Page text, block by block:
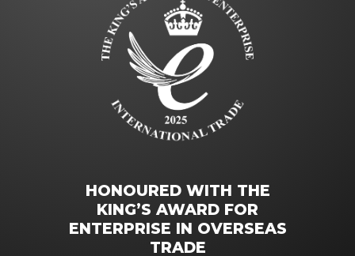
HONOURED WITH THE
KING’S AWARD FOR
ENTERPRISE IN OVERSEAS
TRADE